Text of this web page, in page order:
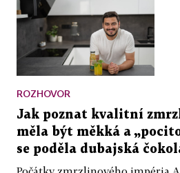
ROZHOVOR
Jak poznat kvalitní
měla být měkká a
se poděla dubajská